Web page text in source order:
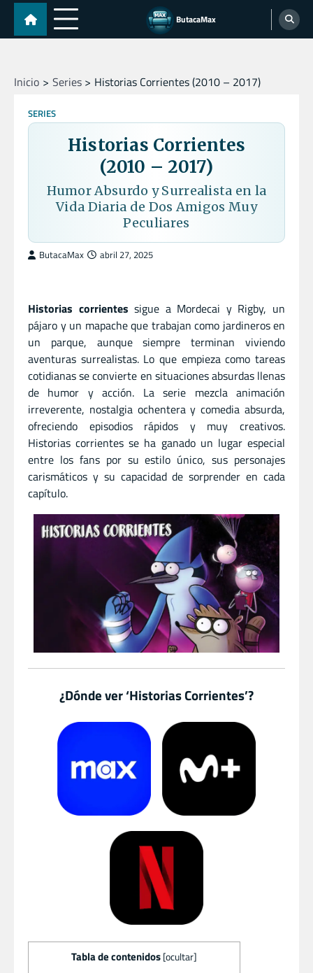
Skip
content
ButacaMax
Inicio Series Historias Corrientes (2010 – 2017)
SERIES
Historias Corrientes
(2010 – 2017)
Humor Absurdo y Surrealista en la
Vida Diaria de Dos Amigos Muy
Peculiares
ButacaMax abril 27, 2025
Historias corrientes sigue a Mordecai y Rigby, un
pájaro y un mapache que trabajan como jardineros en
un parque, aunque siempre terminan viviendo
aventuras surrealistas. Lo que empieza como tareas
cotidianas se convierte en situaciones absurdas llenas
de humor y acción. La serie mezcla animación
irreverente, nostalgia ochentera y comedia absurda,
ofreciendo episodios rápidos y muy creativos.
Historias corrientes se ha ganado un lugar especial
entre los fans por su estilo único, sus personajes
carismáticos y su capacidad de sorprender en cada
capítulo.
¿Dónde ver ‘Historias Corrientes’?
Tabla de contenidos [ocultar]